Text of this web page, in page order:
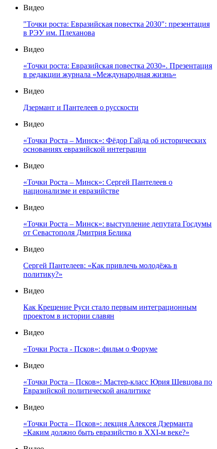
Видео
"Точки роста: Евразийская повестка 2030": презентация
в РЭУ им. Плеханова
Видео
«Точки роста: Евразийская повестка 2030». Презентация
в редакции журнала «Международная жизнь»
Видео
Дзермант и Пантелеев о русскости
Видео
«Точки Роста – Минск»: Фёдор Гайда об исторических
основаниях евразийской интеграции
Видео
«Точки Роста – Минск»: Сергей Пантелеев о
национализме и евразийстве
Видео
«Точки Роста – Минск»: выступление депутата Госдумы
от Севастополя Дмитрия Белика
Видео
Сергей Пантелеев: «Как привлечь молодёжь в
политику?»
Видео
Как Крещение Руси стало первым интеграционным
проектом в истории славян
Видео
«Точки Роста - Псков»: фильм о Форуме
Видео
«Точки Роста – Псков»: Мастер-класс Юрия Шевцова по
Евразийской политической аналитике
Видео
«Точки Роста – Псков»: лекция Алексея Дзерманта
«Каким должно быть евразийство в XXI-м веке?»